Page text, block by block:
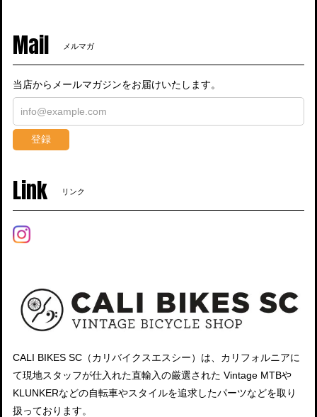
Mail メルマガ
当店からメールマガジンをお届けいたします。
登録
Link リンク
CALI BIKES SC（カリバイクスエスシー）は、カリフォルニアに
て現地スタッフが仕入れた直輸入の厳選された Vintage MTBや
KLUNKERなどの自転車やスタイルを追求したパーツなどを取り
扱っております。